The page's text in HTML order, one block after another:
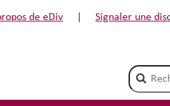
propos de eDiv
Signaler une
Champ